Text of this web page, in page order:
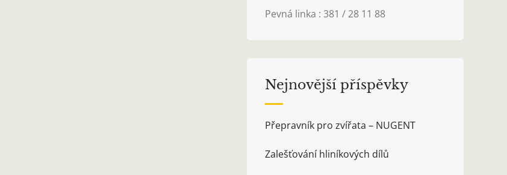
Pevná linka : 381 / 28 11 88
Nejnovější příspěvky
Přepravník pro zvířata – NUGENT
Zalešťování hliníkových dílů